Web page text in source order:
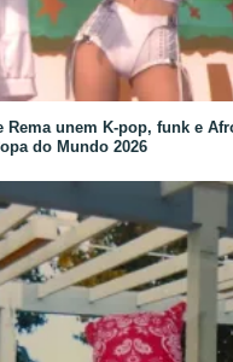
Rema unem K-pop, funk e
do Mundo 2026